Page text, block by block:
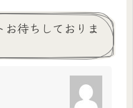
待ちしておりま